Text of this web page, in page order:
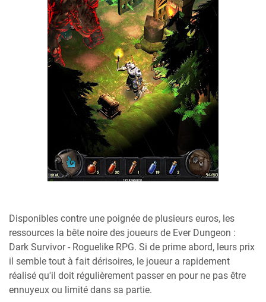
Disponibles contre une poignée de plusieurs euros, les
ressources la bête noire des joueurs de Ever Dungeon :
Dark Survivor - Roguelike RPG. Si de prime abord, leurs prix
il semble tout à fait dérisoires, le joueur a rapidement
réalisé qu'il doit régulièrement passer en pour ne pas être
ennuyeux ou limité dans sa partie.